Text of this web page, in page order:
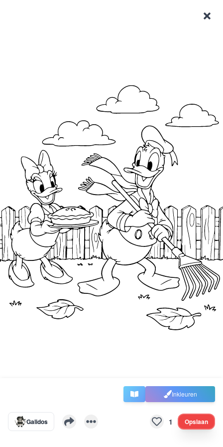
Inkleuren
Galidos 1 Opslaan